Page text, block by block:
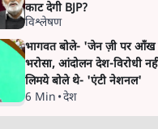
काट देगी BJP?
विश्लेषण
भागवत बोले- 'जेन ज़ी पर आँख
भरोसा, आंदोलन देश-विरोधी
लिमये बोले थे- 'एंटी नेशनल'
6 Min •देश